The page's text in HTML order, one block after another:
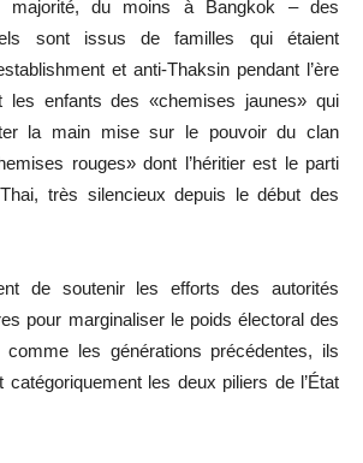
majorité, du moins à Bangkok – des
sont issus de familles qui étaient
et anti-Thaksin pendant l’ère
les enfants des «chemises jaunes» qui
la main mise sur le pouvoir du clan
rouges» dont l’héritier est le parti
Thai, très silencieux depuis le début des
de soutenir les efforts des autorités
pour marginaliser le poids électoral des
comme les générations précédentes, ils
catégoriquement les deux piliers de l’État